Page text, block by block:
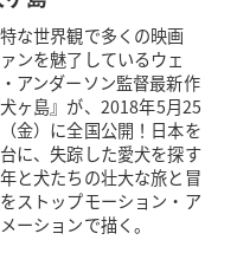
な世界観で多くの映画
ンを魅了しているウェ
アンダーソン監督最新作
犬ヶ島』が、2018年5月25
金）に全国公開！日本を
に、失踪した愛犬を探す
と犬たちの壮大な旅と冒
ストップモーション・ア
ーションで描く。